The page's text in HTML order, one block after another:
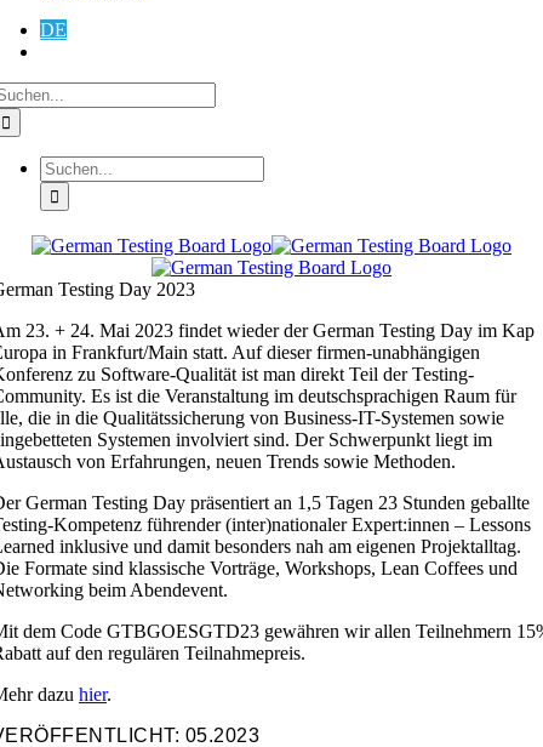
DE
Testing Day 2023
23. + 24. Mai 2023 findet wieder der German Testing Day im Kap
in Frankfurt/Main statt. Auf dieser firmen-unabhängigen
zu Software-Qualität ist man direkt Teil der Testing-
Es ist die Veranstaltung im deutschsprachigen Raum für
die in die Qualitätssicherung von Business-IT-Systemen sowie
Systemen involviert sind. Der Schwerpunkt liegt im
von Erfahrungen, neuen Trends sowie Methoden.
German Testing Day präsentiert an 1,5 Tagen 23 Stunden geballte
Kompetenz führender (inter)nationaler Expert:innen – Lessons
inklusive und damit besonders nah am eigenen Projektalltag.
Formate sind klassische Vorträge, Workshops, Lean Coffees und
beim Abendevent.
dem Code GTBGOESGTD23 gewähren wir allen Teilnehmern
auf den regulären Teilnahmepreis.
dazu hier.
05.2023